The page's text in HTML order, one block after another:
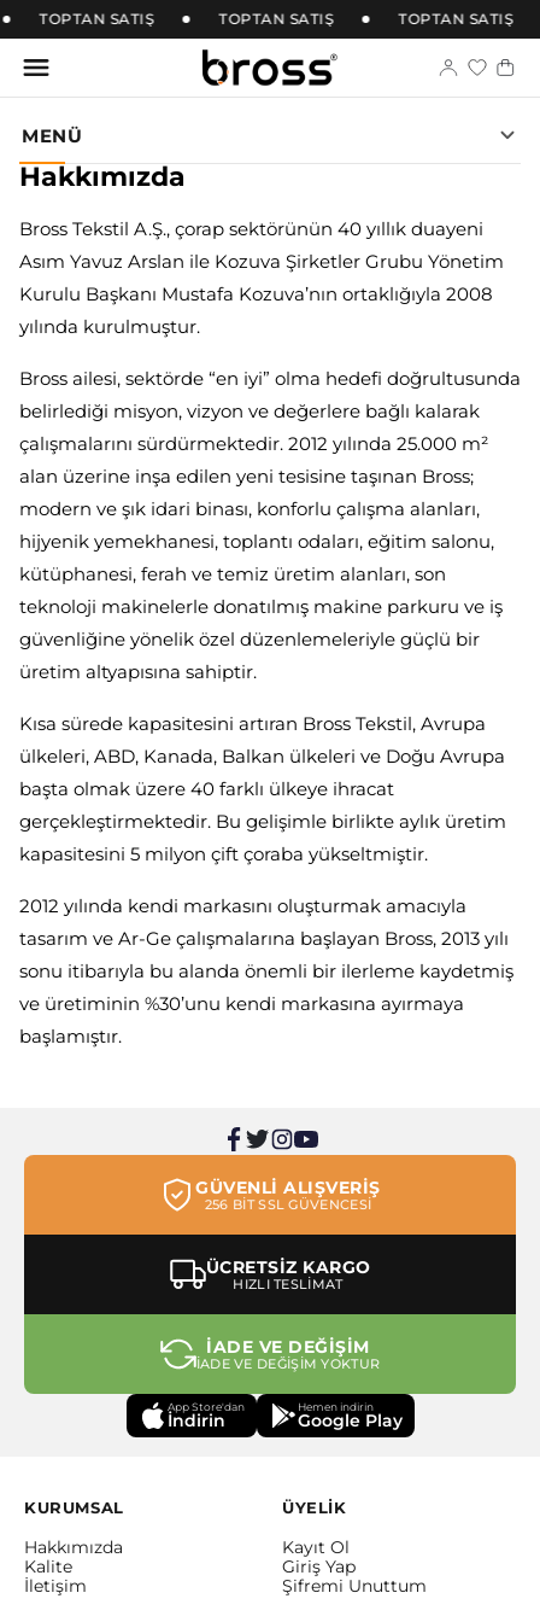
TOPTAN SATIŞ TOPTAN SATIŞ TOPTAN SATIŞ
MENÜ
Hakkımızda
Bross Tekstil A.Ş., çorap sektörünün 40 yıllık duayeni
Asım Yavuz Arslan ile Kozuva Şirketler Grubu Yönetim
Kurulu Başkanı Mustafa Kozuva’nın ortaklığıyla 2008
yılında kurulmuştur.
Bross ailesi, sektörde “en iyi” olma hedefi doğrultusunda
belirlediği misyon, vizyon ve değerlere bağlı kalarak
çalışmalarını sürdürmektedir. 2012 yılında 25.000 m²
alan üzerine inşa edilen yeni tesisine taşınan Bross;
modern ve şık idari binası, konforlu çalışma alanları,
hijyenik yemekhanesi, toplantı odaları, eğitim salonu,
kütüphanesi, ferah ve temiz üretim alanları, son
teknoloji makinelerle donatılmış makine parkuru ve iş
güvenliğine yönelik özel düzenlemeleriyle güçlü bir
üretim altyapısına sahiptir.
Kısa sürede kapasitesini artıran Bross Tekstil, Avrupa
ülkeleri, ABD, Kanada, Balkan ülkeleri ve Doğu Avrupa
başta olmak üzere 40 farklı ülkeye ihracat
gerçekleştirmektedir. Bu gelişimle birlikte aylık üretim
kapasitesini 5 milyon çift çoraba yükseltmiştir.
2012 yılında kendi markasını oluşturmak amacıyla
tasarım ve Ar-Ge çalışmalarına başlayan Bross, 2013 yılı
sonu itibarıyla bu alanda önemli bir ilerleme kaydetmiş
ve üretiminin %30’unu kendi markasına ayırmaya
başlamıştır.
GÜVENLİ ALIŞVERİŞ
256 BİT SSL GÜVENCESİ
ÜCRETSİZ KARGO
HIZLI TESLİMAT
İADE VE DEĞİŞİM
İADE VE DEĞİŞİM YOKTUR
App Store'dan
İndirin
Hemen indirin
Google Play
KURUMSAL
Hakkımızda
Kalite
İletişim
ÜYELİK
Kayıt Ol
Giriş Yap
Şifremi Unuttum